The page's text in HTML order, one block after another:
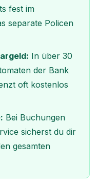
fest im
separate Policen
In über 30
der Bank
oft kostenlos
Bei Buchungen
sicherst du dir
gesamten